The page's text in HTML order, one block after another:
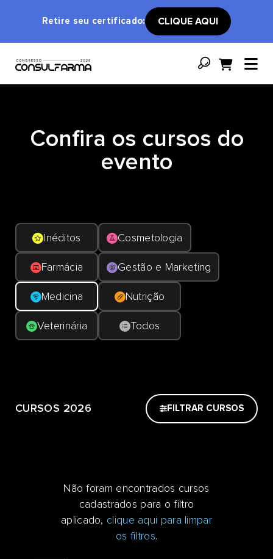
Retire seu certificado: CLIQUE AQUI
Confira os cursos do
evento
Inéditos Cosmetologia
Farmácia Gestão e Marketing
Medicina Nutrição
Veterinária Todos
CURSOS 2026 FILTRAR CURSOS
Não foram encontrados cursos
cadastrados para o filtro
aplicado, clique aqui para limpar
os filtros.